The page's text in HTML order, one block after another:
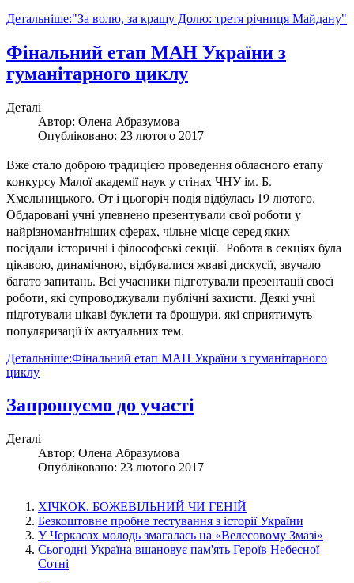
Детальніше:"За волю, за кращу Долю: третя річниця Майдану"
Фінальний етап МАН України з
гуманітарного циклу
Деталі
Автор: Олена Абразумова
Опубліковано: 23 лютого 2017
Вже стало доброю традицією проведення обласного етапу
конкурсу Малої академії наук у стінах ЧНУ ім. Б.
Хмельницького. От і цьогоріч подія відбулась 19 лютого.
Обдаровані учні упевнено презентували свої роботи у
найрізноманітніших сферах, чільне місце серед яких
посідали історичні і філософські секції. Робота в секціях була
цікавою, динамічною, відбувалися жваві дискусії, звучало
багато запитань. Всі учасники підготували презентації своєї
роботи, які супроводжували публічні захисти. Деякі учні
підготували цікаві буклети та брошури, які сприятимуть
популяризації їх актуальних тем.
Детальніше:Фінальний етап МАН України з гуманітарного
циклу
Запрошуємо до участі
Деталі
Автор: Олена Абразумова
Опубліковано: 23 лютого 2017
ХІЧКОК. БОЖЕВІЛЬНИЙ ЧИ ГЕНІЙ
Безкоштовне пробне тестування з історії України
У Черкасах молодь змагалась на «Велесовому Змазі»
Сьогодні Україна вшановує пам'ять Героїв Небесної
Сотні